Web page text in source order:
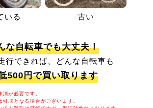
いる 古い
な自転車でも大丈夫！
行できれば、どんな自転車も
500円で買い取ります
が必要です。
取となる場合がございます。